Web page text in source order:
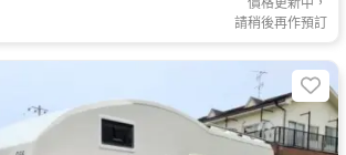
請稍後再作預訂